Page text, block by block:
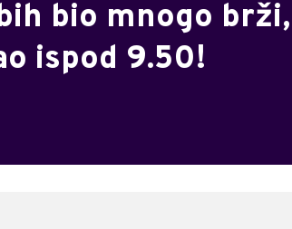
bio mnogo
ispod 9.50!